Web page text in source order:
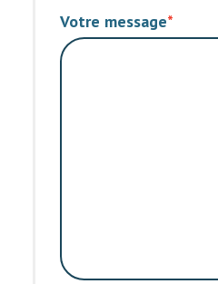
Votre message